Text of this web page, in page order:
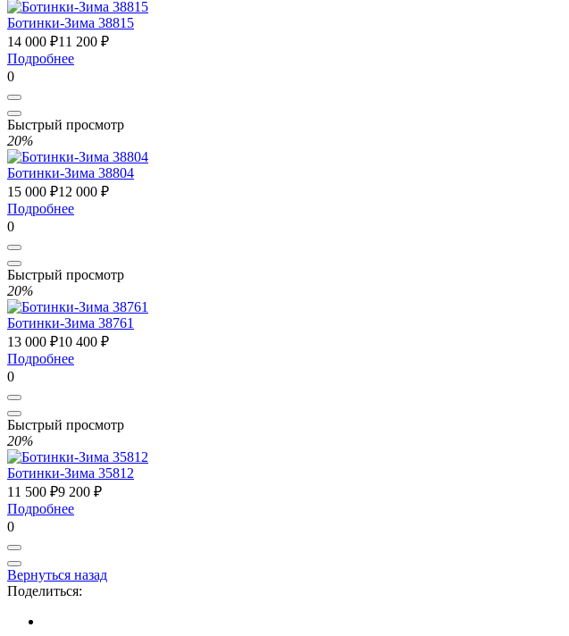
Ботинки-Зима 38815
14 000 ₽11 200 ₽
Подробнее
0
Быстрый просмотр
20%
Ботинки-Зима 38804
15 000 ₽12 000 ₽
Подробнее
0
Быстрый просмотр
20%
Ботинки-Зима 38761
13 000 ₽10 400 ₽
Подробнее
0
Быстрый просмотр
20%
Ботинки-Зима 35812
11 500 ₽9 200 ₽
Подробнее
0
Вернуться назад
Поделиться: